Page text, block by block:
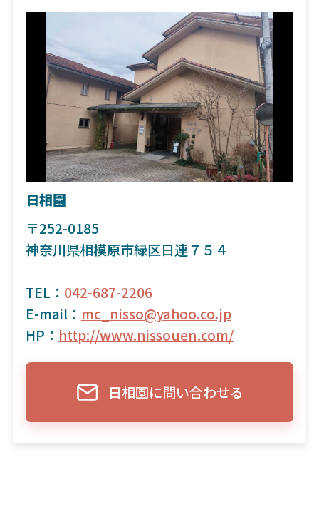
日相園
〒252-0185
神奈川県相模原市緑区日連７５４
TEL： 042-687-2206
E-mail： mc_nisso@yahoo.co.jp
HP： http://www.nissouen.com/
日相園に問い合わせる